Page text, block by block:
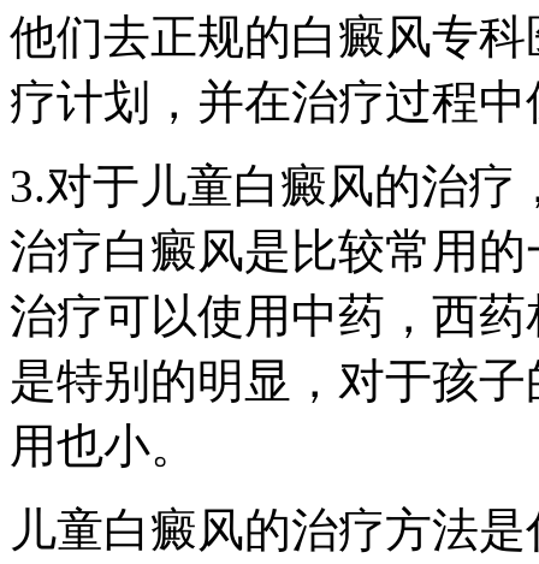
他们去正规的白癜风专
疗计划，并在治疗过程
3.对于儿童白癜风的治
治疗白癜风是比较常用
治疗可以使用中药，西
是特别的明显，对于孩
用也小。
儿童白癜风的治疗方法